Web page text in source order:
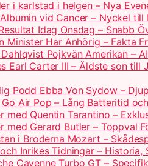
i karlstad i helgen – Nya
vid Cancer – Nyckel till
Idag Onsdag – Snabb
Minister Har Anhörig – Fakta
Pojkvän Amerikan –
Earl Carter III – Äldste son till
Podd Ebba Von Sydow –
Air Pop – Lång Batteritid
med Quentin Tarantino –
med Gerard Butler – Toppval
i Broderna Mozart –
Inrikes Tidningar – Historia,
Cayenne Turbo GT –